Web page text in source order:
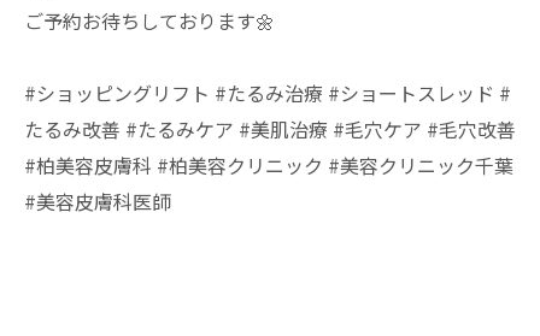
ご予約お待ちしております🌼
#ショッピングリフト #たるみ治療 #ショートスレッド #
たるみ改善 #たるみケア #美肌治療 #毛穴ケア #毛穴改善
#柏美容皮膚科 #柏美容クリニック #美容クリニック千葉
#美容皮膚科医師